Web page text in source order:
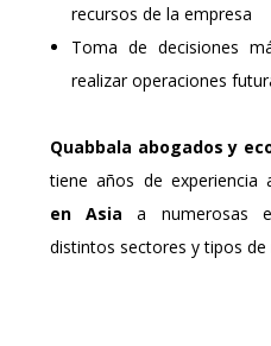
recursos de la empresa
Toma de decisiones
realizar operaciones
Quabbala abogados y
tiene años de experiencia
en Asia a numerosas
distintos sectores y tipos de